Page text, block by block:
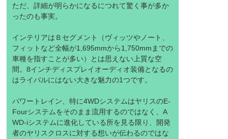
ただ、詳細が明らかになるにつれて驚く事が多か
ったのも事実。
インテリアはＢセグメント（ヴィッツやノート、
フィットなど全幅が1,695mmから1,750mmまでの
車種を指すことが多い）とは思えない上質な空
間。8インチディスプレイオーディオ装備となるの
はライバルにはない大きな魅力の1つです。
パワートレイン、特に4WDシステムはヤリスのE-
Fourシステムをそのまま流用するのではなく、 A
WD-iシステムに進化している所を見る限り、開発
者のヤリスクロスに対する想いが伝わるのではな